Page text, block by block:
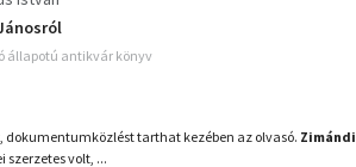
állapotú antikvár könyv
tarthat kezében az olvasó. Zimándi
szerzetes volt, ...